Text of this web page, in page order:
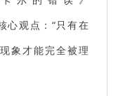
心观点：“只有在
象才能完全被理